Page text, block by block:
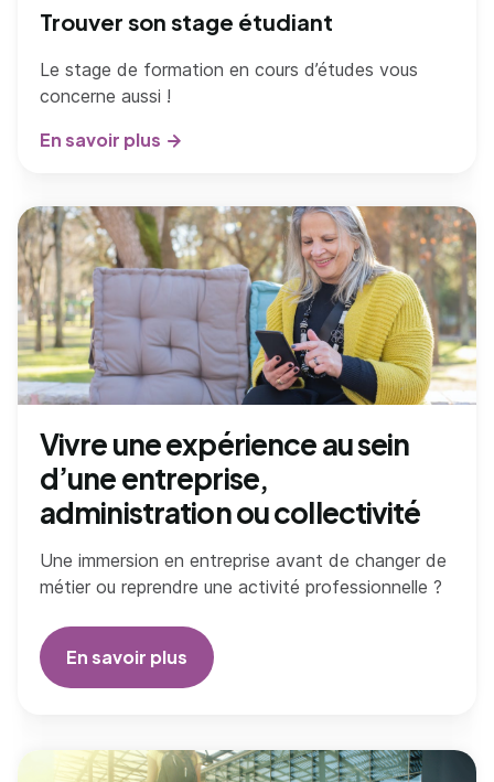
Trouver son stage étudiant
Le stage de formation en cours d’études vous
concerne aussi !
En savoir plus
Vivre une expérience au sein
d’une entreprise,
administration ou collectivité
Une immersion en entreprise avant de changer de
métier ou reprendre une activité professionnelle ?
En savoir plus